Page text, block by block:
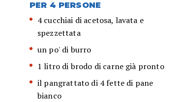
PER 4 PERSONE
4 cucchiai di acetosa, lavata e
spezzettata
un po' di burro
1 litro di brodo di carne già pronto
il pangrattato di 4 fette di pane
bianco